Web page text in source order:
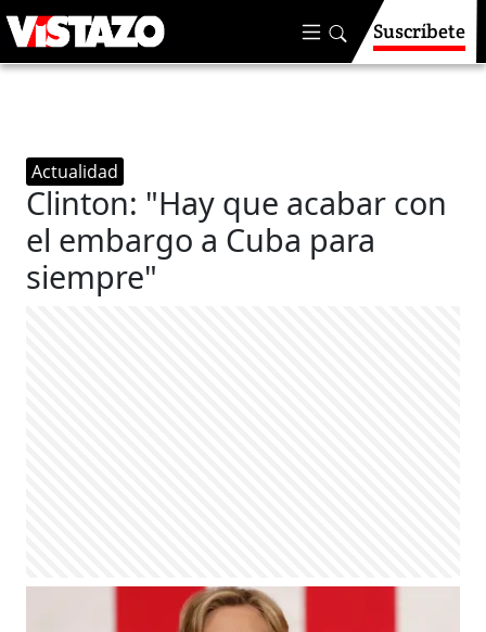
Suscríbete
Actualidad
Clinton: "Hay que acabar con
el embargo a Cuba para
siempre"